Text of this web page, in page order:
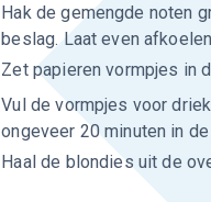
Hak de gemengde noten
beslag. Laat even
Zet papieren vormpjes in
Vul de vormpjes voor
ongeveer 20 minuten in
Haal de blondies uit de